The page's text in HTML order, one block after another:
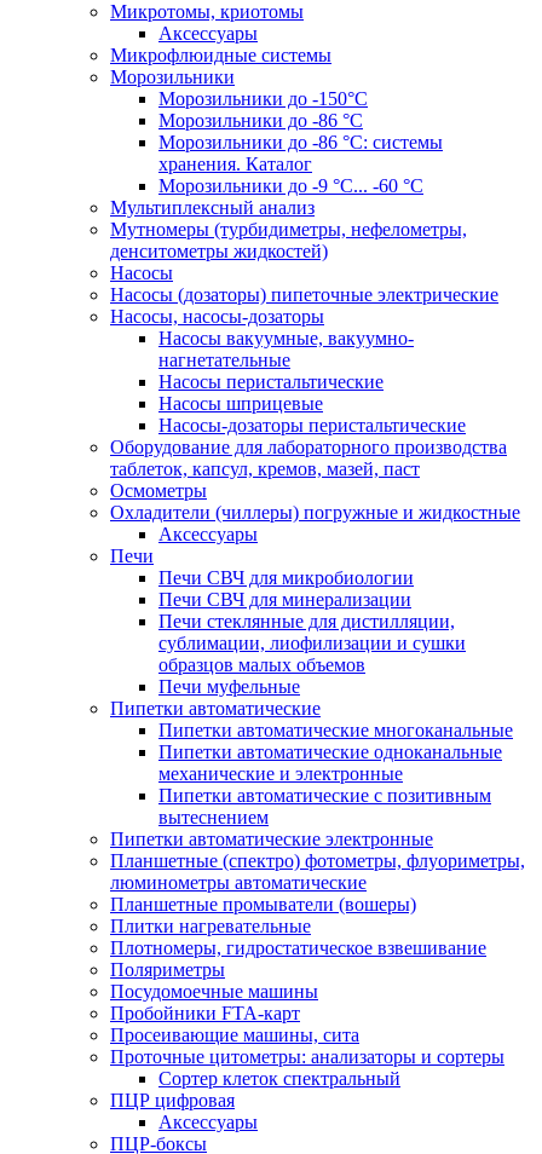
Микротомы, криотомы
Аксессуары
Микрофлюидные системы
Морозильники
Морозильники до -150°С
Морозильники до -86 °C
Морозильники до -86 °C: системы
хранения. Каталог
Морозильники до -9 °C... -60 °C
Мультиплексный анализ
Мутномеры (турбидиметры, нефелометры,
денситометры жидкостей)
Насосы
Насосы (дозаторы) пипеточные электрические
Насосы, насосы-дозаторы
Насосы вакуумные, вакуумно-
нагнетательные
Насосы перистальтические
Насосы шприцевые
Насосы-дозаторы перистальтические
Оборудование для лабораторного производства
таблеток, капсул, кремов, мазей, паст
Осмометры
Охладители (чиллеры) погружные и жидкостные
Аксессуары
Печи
Печи СВЧ для микробиологии
Печи СВЧ для минерализации
Печи стеклянные для дистилляции,
сублимации, лиофилизации и сушки
образцов малых объемов
Печи муфельные
Пипетки автоматические
Пипетки автоматические многоканальные
Пипетки автоматические одноканальные
механические и электронные
Пипетки автоматические с позитивным
вытеснением
Пипетки автоматические электронные
Планшетные (спектро) фотометры, флуориметры,
люминометры автоматические
Планшетные промыватели (вошеры)
Плитки нагревательные
Плотномеры, гидростатическое взвешивание
Поляриметры
Посудомоечные машины
Пробойники FTA-карт
Просеивающие машины, сита
Проточные цитометры: анализаторы и сортеры
Сортер клеток спектральный
ПЦР цифровая
Аксессуары
ПЦР-боксы